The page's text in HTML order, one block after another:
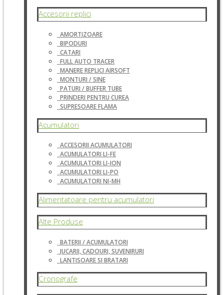
Accesorii replici
AMORTIZOARE
BIPODURI
CATARI
FULL AUTO TRACER
MANERE REPLICI AIRSOFT
MONTURI / SINE
PATURI / BUFFER TUBE
PRINDERI PENTRU CUREA
SUPRESOARE FLAMA
Acumulatori
ACCESORII ACUMULATORI
ACUMULATORI LI-FE
ACUMULATORI LI-ION
ACUMULATORI LI-PO
ACUMULATORI NI-MH
Alimentatoare pentru acumulatori
Alte Produse
BATERII / ACUMULATORI
JUCARII, CADOURI, SUVENIRURI
LANTISOARE SI BRATARI
Cronografe